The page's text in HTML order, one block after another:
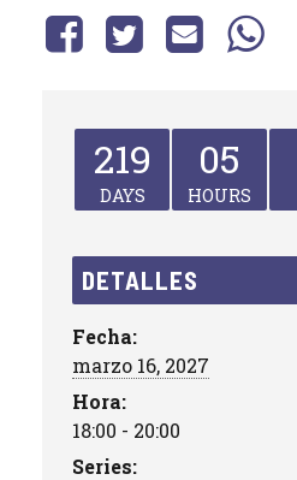
219
DAYS
05
HOURS
DETALLES
Fecha:
marzo 16, 2027
Hora:
18:00 - 20:00
Series: